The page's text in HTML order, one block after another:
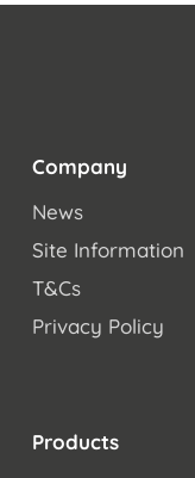
Company
News
Site Information
T&Cs
Privacy Policy
Products